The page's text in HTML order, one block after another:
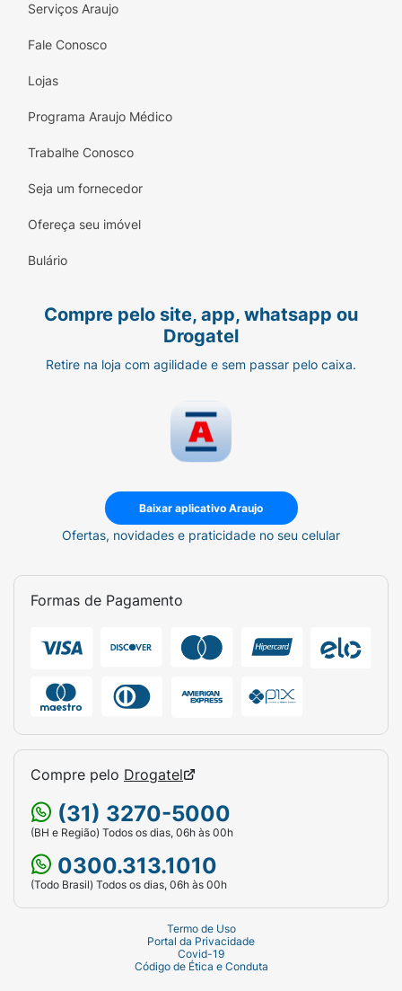
e couro cabeludo.
Sustentabilidade:
ambiente.
Cuide da sua caspa e da queda com o poder
distribuindo generosamente com uma leve
repetir se necessário.
Serviços Araujo
Fale Conosco
Lojas
Programa Araujo Médico
Trabalhe Conosco
Seja um fornecedor
Ofereça seu imóvel
Bulário
Compre pelo site, app, whatsapp ou
Drogatel
Retire na loja com agilidade e sem passar pelo caixa.
Baixar aplicativo Araujo
Ofertas, novidades e praticidade no seu celular
Formas de Pagamento
Compre pelo Drogatel
(31) 3270-5000
(BH e Região) Todos os dias, 06h às 00h
0300.313.1010
(Todo Brasil) Todos os dias, 06h às 00h
Termo de Uso
Portal da Privacidade
Covid-19
Código de Ética e Conduta